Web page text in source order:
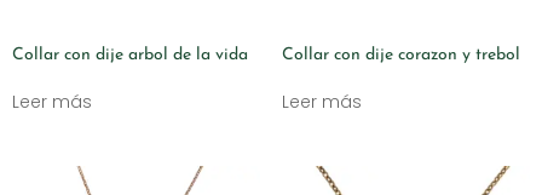
Collar con dije arbol de la vida
Leer más
Collar con dije corazon y trebol
Leer más